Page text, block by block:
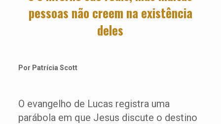
pessoas não creem na existência
deles
Por Patrícia Scott
O evangelho de Lucas registra uma
parábola em que Jesus discute o destino